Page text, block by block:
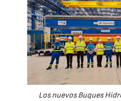
Los nuevos Buques